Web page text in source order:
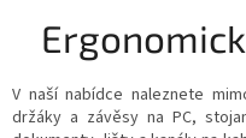
V naší nabídce naleznete
držáky a závěsy na PC,